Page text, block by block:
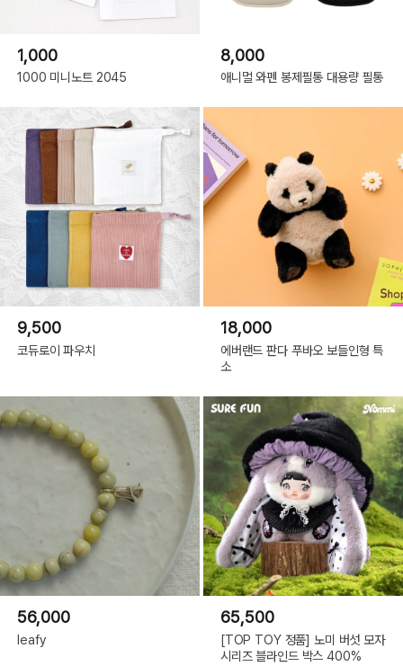
1,000
1000 미니노트 2045
8,000
애니멀 와펜 봉제필통 대용량 필통
9,500
코듀로이 파우치
18,000
에버랜드 판다 푸바오 보들인형 특
소
56,000
leafy
65,500
[TOP TOY 정품] 노미 버섯 모자
시리즈 블라인드 박스 400%